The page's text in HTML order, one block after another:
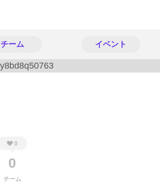
チーム イベント
0
0
チーム